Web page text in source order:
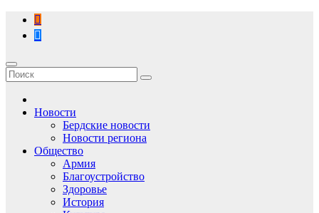
Перейти
содержимому
Новости
Бердские новости
Новости региона
Общество
Армия
Благоустройство
Здоровье
История